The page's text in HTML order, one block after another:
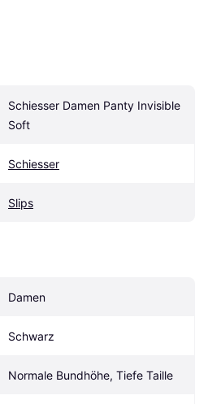
Schiesser Damen Panty Invisible
Soft
Schiesser
Slips
Damen
Schwarz
Normale Bundhöhe, Tiefe Taille